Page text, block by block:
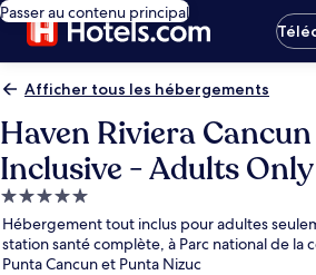
Passer au contenu principal
Afficher tous les hébergements
Haven Riviera
Inclusive - Adults Only
Hébergement
5.0 étoiles
Hébergement tout inclus pour adultes
station santé complète, à Parc national de la
Punta Cancun et Punta Nizuc